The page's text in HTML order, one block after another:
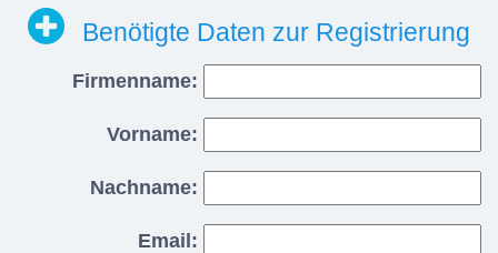
Benötigte Daten zur Registrierung
Firmenname:
Vorname:
Nachname:
Email: